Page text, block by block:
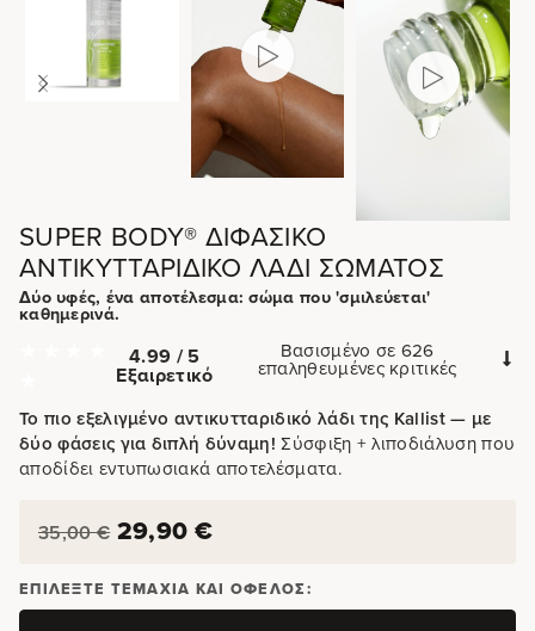
SUPER BODY® ΔΙΦΑΣΙΚΌ
ΑΝΤΙΚΥΤΤΑΡΙΔΙΚΌ ΛΆΔΙ ΣΏΜΑΤΟΣ
Δύο υφές, ένα αποτέλεσμα: σώμα που 'σμιλεύεται'
καθημερινά.
4.99 / 5
Εξαιρετικό
Βασισμένο σε 626
επαληθευμένες κριτικές
Το πιο εξελιγμένο αντικυτταριδικό λάδι της Kallist — με
δύο φάσεις για διπλή δύναμη! Σύσφιξη + λιποδιάλυση που
αποδίδει εντυπωσιακά αποτελέσματα.
35,00€ 29,90 €
ΕΠΙΛΈΞΤΕ ΤΕΜΆΧΙΑ ΚΑΙ ΌΦΕΛΟΣ: